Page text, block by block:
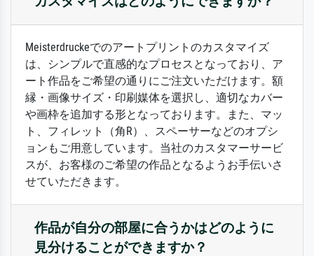
Meisterdruckeでのアートプリントのカスタマイズ
は、シンプルで直感的なプロセスとなっており、ア
ート作品をご希望の通りにご注文いただけます。額
縁・画像サイズ・印刷媒体を選択し、適切なカバー
や画枠を追加する形となっております。また、マッ
ト、フィレット（角R）、スペーサーなどのオプシ
ョンもご用意しています。当社のカスタマーサービ
スが、お客様のご希望の作品となるようお手伝いさ
せていただきます。
作品が自分の部屋に合うかはどのように
見分けることができますか？